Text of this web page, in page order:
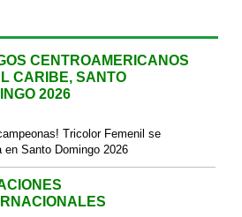
CENTROAMERICANOS
CARIBE, SANTO
2026
Tricolor Femenil se
en Santo Domingo 2026